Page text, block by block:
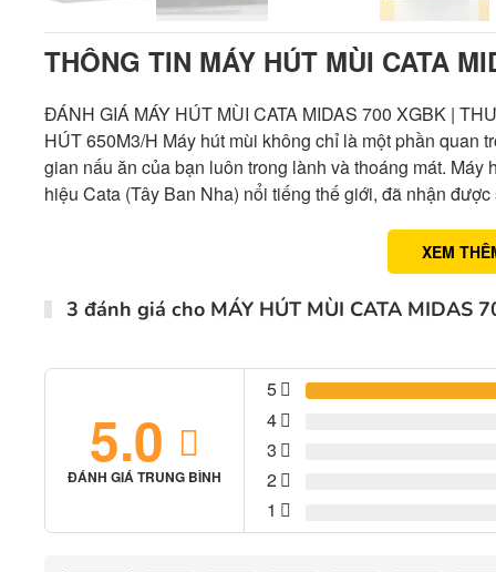
THÔNG TIN MÁY HÚT MÙI CATA
ĐÁNH GIÁ MÁY HÚT MÙI CATA MIDAS 700 XGBK |
HÚT 650M3/H Máy hút mùi không chỉ là một phần quan
gian nấu ăn của bạn luôn trong lành và thoáng mát.
hiệu Cata (Tây Ban Nha) nổi tiếng thế giới, đã nhận
XEM
3 đánh giá cho MÁY HÚT MÙI CATA MIDAS
5.0
ĐÁNH GIÁ TRUNG BÌNH
5
4
3
2
1